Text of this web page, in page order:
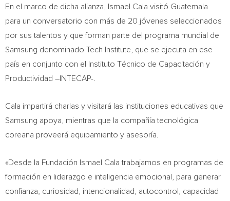
En el marco de dicha alianza, Ismael Cala visitó Guatemala
para un conversatorio con más de 20 jóvenes seleccionados
por sus talentos y que forman parte del programa mundial de
Samsung denominado Tech Institute, que se ejecuta en ese
país en conjunto con el Instituto Técnico de Capacitación y
Productividad –INTECAP-.
Cala impartirá charlas y visitará las instituciones educativas que
Samsung apoya, mientras que la compañía tecnológica
coreana proveerá equipamiento y asesoría.
«Desde la Fundación Ismael Cala trabajamos en programas de
formación en liderazgo e inteligencia emocional, para generar
confianza, curiosidad, intencionalidad, autocontrol, capacidad